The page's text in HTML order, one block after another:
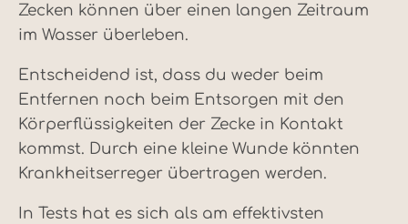
Zecken können über einen langen Zeitraum
im Wasser überleben.
Entscheidend ist, dass du weder beim
Entfernen noch beim Entsorgen mit den
Körperflüssigkeiten der Zecke in Kontakt
kommst. Durch eine kleine Wunde könnten
Krankheitserreger übertragen werden.
In Tests hat es sich als am effektivsten